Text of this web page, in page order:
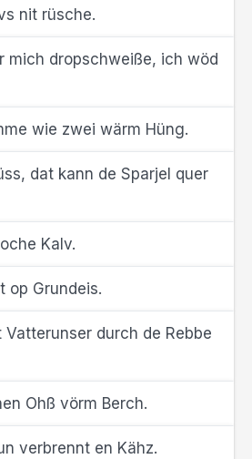
nit rüsche.
mich dropschweiße, ich wöd
wie zwei wärm Hüng.
dat kann de Sparjel quer
Kalv.
op Grundeis.
Vatterunser durch de Rebbe
Ohß vörm Berch.
verbrennt en Kähz.